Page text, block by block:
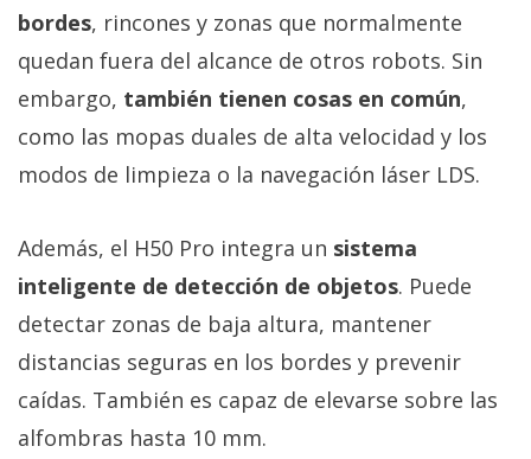
bordes, rincones y zonas que normalmente
quedan fuera del alcance de otros robots. Sin
embargo, también tienen cosas en común,
como las mopas duales de alta velocidad y los
modos de limpieza o la navegación láser LDS.
Además, el H50 Pro integra un sistema
inteligente de detección de objetos. Puede
detectar zonas de baja altura, mantener
distancias seguras en los bordes y prevenir
caídas. También es capaz de elevarse sobre las
alfombras hasta 10 mm.